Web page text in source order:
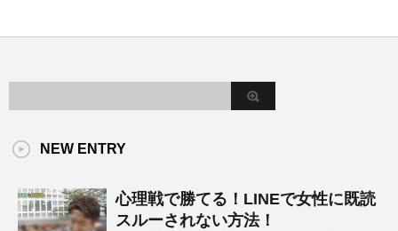
NEW ENTRY
心理戦で勝てる！LINEで女性に既読
スルーされない方法！